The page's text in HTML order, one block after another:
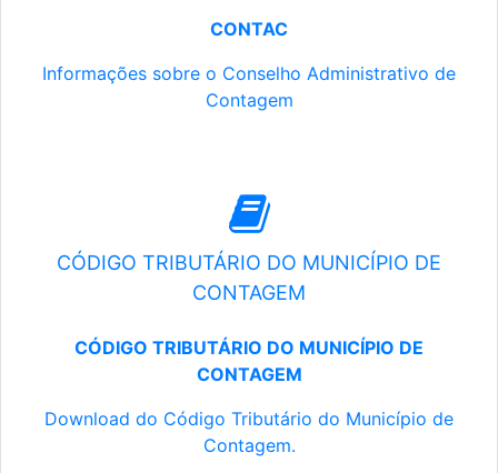
CONTAC
Informações sobre o Conselho Administrativo de
Contagem
CÓDIGO TRIBUTÁRIO DO MUNICÍPIO DE
CONTAGEM
CÓDIGO TRIBUTÁRIO DO MUNICÍPIO DE
CONTAGEM
Download do Código Tributário do Município de
Contagem.